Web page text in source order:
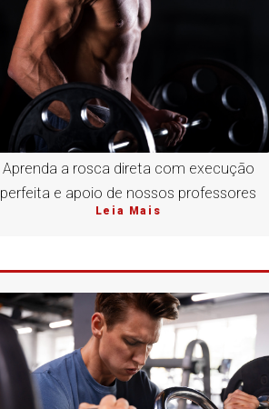
Aprenda a rosca direta com execução
perfeita e apoio de nossos professores
Leia Mais